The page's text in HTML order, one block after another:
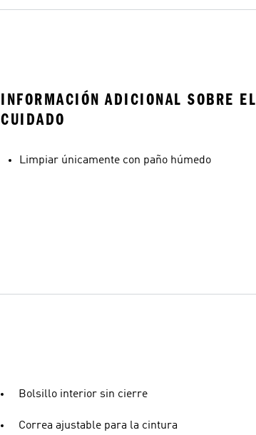
INFORMACIÓN ADICIONAL SOBRE EL
CUIDADO
Limpiar únicamente con paño húmedo
Bolsillo interior sin cierre
Correa ajustable para la cintura